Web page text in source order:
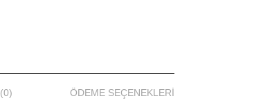
(0) ÖDEME SEÇENEKLERI